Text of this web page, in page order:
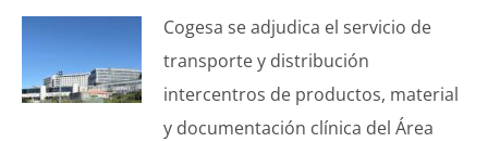
Cogesa se adjudica el servicio de
transporte y distribución
intercentros de productos, material
y documentación clínica del Área